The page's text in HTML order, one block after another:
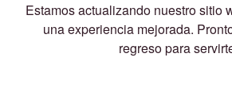
Estamos actualizando nuestro sitio
una experiencia mejorada.
regreso para